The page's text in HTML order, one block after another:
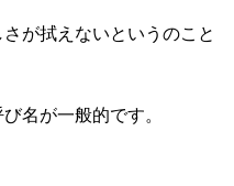
が拭えないというのこと
名が一般的です。